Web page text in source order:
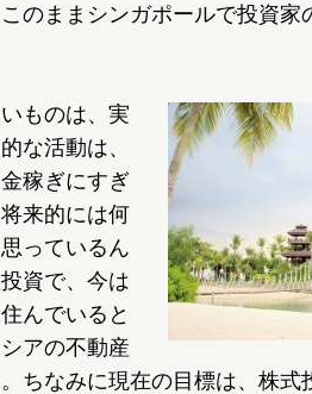
のままシンガポールで投資家
ものは、実
な活動は、
稼ぎにすぎ
来的には何
っているん
資で、今は
んでいると
アの不動産
ちなみに現在の目標は、株式